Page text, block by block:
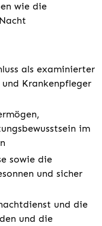
wie die
als examinierter
Krankenpfleger
im
sowie die
und sicher
und die
und die